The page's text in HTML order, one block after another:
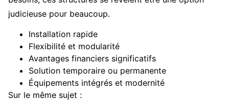
judicieuse pour beaucoup.
Installation rapide
Flexibilité et modularité
Avantages financiers significatifs
Solution temporaire ou permanente
Équipements intégrés et modernité
Sur le même sujet :